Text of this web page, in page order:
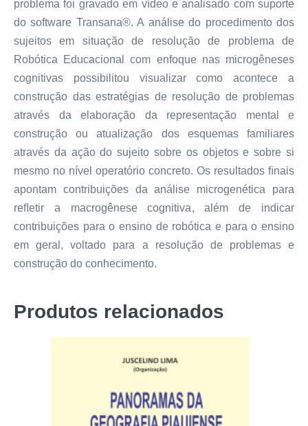
problema foi gravado em vídeo e analisado com suporte
do software Transana®. A análise do procedimento dos
sujeitos em situação de resolução de problema de
Robótica Educacional com enfoque nas microgêneses
cognitivas possibilitou visualizar como acontece a
construção das estratégias de resolução de problemas
através da elaboração da representação mental e
construção ou atualização dos esquemas familiares
através da ação do sujeito sobre os objetos e sobre si
mesmo no nível operatório concreto. Os resultados ﬁnais
apontam contribuições da análise microgenética para
reﬂetir a macrogênese cognitiva, além de indicar
contribuições para o ensino de robótica e para o ensino
em geral, voltado para a resolução de problemas e
construção do conhecimento.
Produtos relacionados